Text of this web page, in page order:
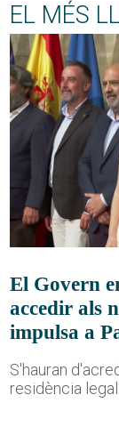
EL MÉS
El Govern
accedir als
impulsa a
S'hauran
residència legal